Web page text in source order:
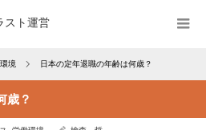
スト運営
境 日本の定年退職の年齢は何歳？
歳？